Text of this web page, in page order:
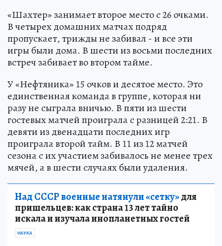
«Шахтер» занимает второе место с 26 очками.
В четырех домашних матчах подряд
пропускает, трижды не забивал - и все эти
игры были дома. В шести из восьми последних
встреч забивает во втором тайме.
У «Нефтяника» 15 очков и десятое место. Это
единственная команда в группе, которая ни
разу не сыграла вничью. В пяти из шести
гостевых матчей проиграла с разницей 2:21. В
девяти из двенадцати последних игр
проиграла второй тайм. В 11 из 12 матчей
сезона с их участием забивалось не менее трех
мячей, а в шести случаях были удаления.
Над СССР военные натянули «сетку»для
пришельцев: как страна 13 лет тайно
искала и изучала инопланетных гостей
НАУКА